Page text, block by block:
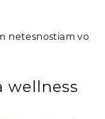
netesnostiam vo
wellness